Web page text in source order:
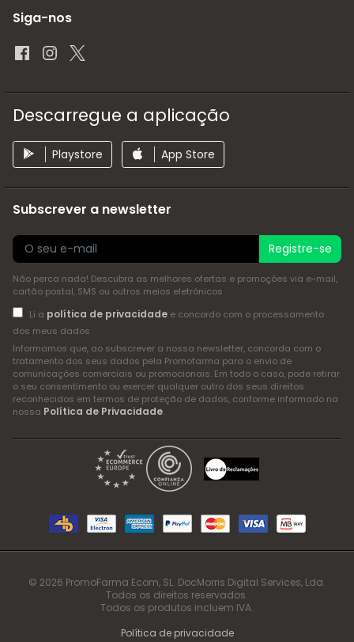
Siga-nos
Descarregue a aplicação
Playstore App Store
Subscrever a newsletter
Registre-se
Não perca nada! Descubra as melhores ofertas e promoções via e-mail,
cartão postal, SMS ou outros meios eletrónicos
Li a política de privacidadee concordo com o processamento
dos meus dados
Informamos que, ao subscrever a nossa newsletter, concorda com o
tratamento dos seus dados pela Promofarma para o envio de
comunicações comerciais ou promocionais. Em todo o caso, pode retirar
o seu consentimento ou exercer qualquer outro dos seus direitos
reconhecidos em termos de proteção de dados, conforme informado na
nossa Política de Privacidade.
© 2026 PromoFarma Ecom, SL. DocMorris Digital Services, Lda.
Todos os direitos reservados.
Todos os produtos incluem IVA.
Política de privacidade